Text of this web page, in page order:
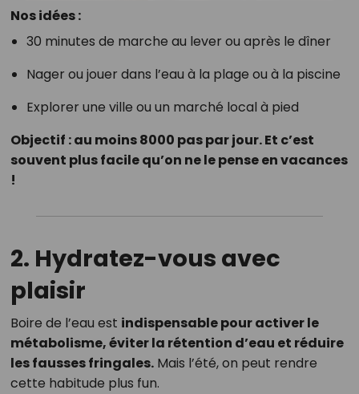
Nos idées :
30 minutes de marche au lever ou après le dîner
Nager ou jouer dans l’eau à la plage ou à la piscine
Explorer une ville ou un marché local à pied
Objectif : au moins 8000 pas par jour. Et c’est
souvent plus facile qu’on ne le pense en vacances
!
2. Hydratez-vous avec
plaisir
Boire de l’eau est indispensable pour activer le
métabolisme, éviter la rétention d’eau et réduire
les fausses fringales.Mais l’été, on peut rendre
cette habitude plus fun.